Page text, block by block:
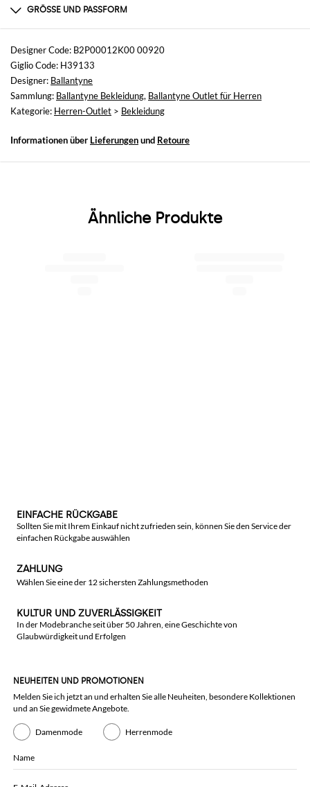
100% CASHMERE
GRÖSSE UND PASSFORM
Größen
nicht verfügbar
Größe und Passform
Normale Passform
Designer Code: B2P00012K00 00920
Giglio Code: H39133
Designer: Ballantyne
Sammlung: Ballantyne Bekleidung, Ballantyne Outlet für Herren
Kategorie: Herren-Outlet > Bekleidung
Informationen über Lieferungenund Retoure
Ähnliche Produkte
EINFACHE RÜCKGABE
Sollten Sie mit Ihrem Einkauf nicht zufrieden sein, können Sie den Service der
einfachen Rückgabe auswählen
ZAHLUNG
Wählen Sie eine der 12 sichersten Zahlungsmethoden
KULTUR UND ZUVERLÄSSIGKEIT
In der Modebranche seit über 50 Jahren, eine Geschichte von
Glaubwürdigkeit und Erfolgen
NEUHEITEN UND PROMOTIONEN
Melden Sie ich jetzt an und erhalten Sie alle Neuheiten, besondere Kollektionen
und an Sie gewidmete Angebote.
Damenmode Herrenmode
Name